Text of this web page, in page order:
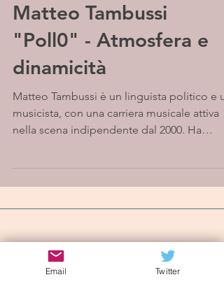
Matteo Tambussi
"Poll0" - Atmosfera e
dinamicità
Matteo Tambussi è un linguista politico e
musicista, con una carriera musicale attiva
nella scena indipendente dal 2000. Ha
Iscriviti alla mailing list
Email Twitter